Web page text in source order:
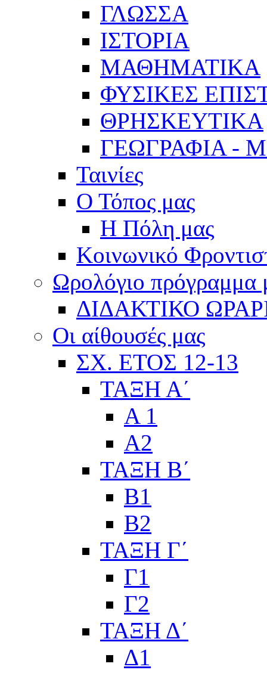
ΓΛΩΣΣΑ
ΙΣΤΟΡΙΑ
ΜΑΘΗΜΑΤΙΚΑ
ΦΥΣΙΚΕΣ
ΘΡΗΣΚΕΥΤΙΚΑ
ΓΕΩΓΡΑΦΙΑ -
Ταινίες
Ο Τόπος μας
Η Πόλη μας
Κοινωνικό
Ωρολόγιο πρόγραμμα
ΔΙΔΑΚΤΙΚΟ
Οι αίθουσές μας
ΣΧ. ΕΤΟΣ 12-13
ΤΑΞΗ Α΄
Α 1
Α2
ΤΑΞΗ Β΄
Β1
Β2
ΤΑΞΗ Γ΄
Γ1
Γ2
ΤΑΞΗ Δ΄
Δ1